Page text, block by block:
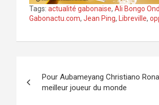
Tags: actualité gabonaise, Ali Bongo
Gabonactu.com, Jean Ping, Libreville,
de
Pour Aubameyang Christiano
meilleur joueur du monde